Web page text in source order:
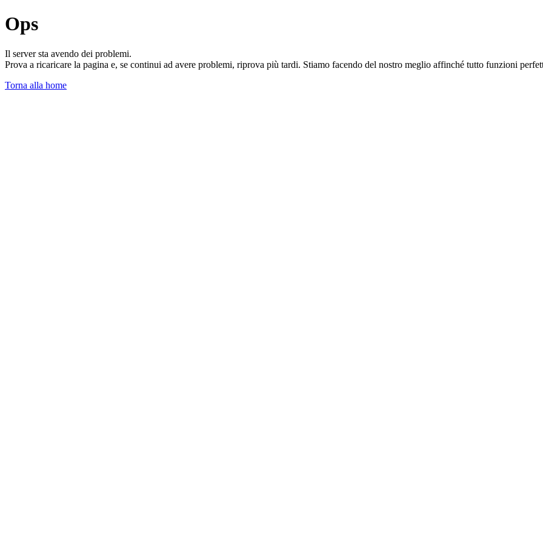
Ops
Il server sta avendo dei problemi.
Prova a ricaricare la pagina e, se continui ad avere problemi, riprova più tardi. Stiamo facendo del nostro meglio affinché tutto funzioni
Torna alla home